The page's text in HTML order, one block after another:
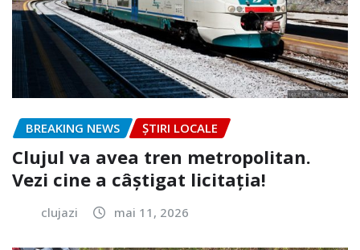
BREAKING NEWS ȘTIRI LOCALE
Clujul va avea tren metropolitan.
Vezi cine a câștigat licitația!
clujazi mai 11, 2026